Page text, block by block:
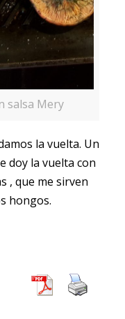
salsa Mery
la vuelta. Un
doy la vuelta con
, que me sirven
hongos.